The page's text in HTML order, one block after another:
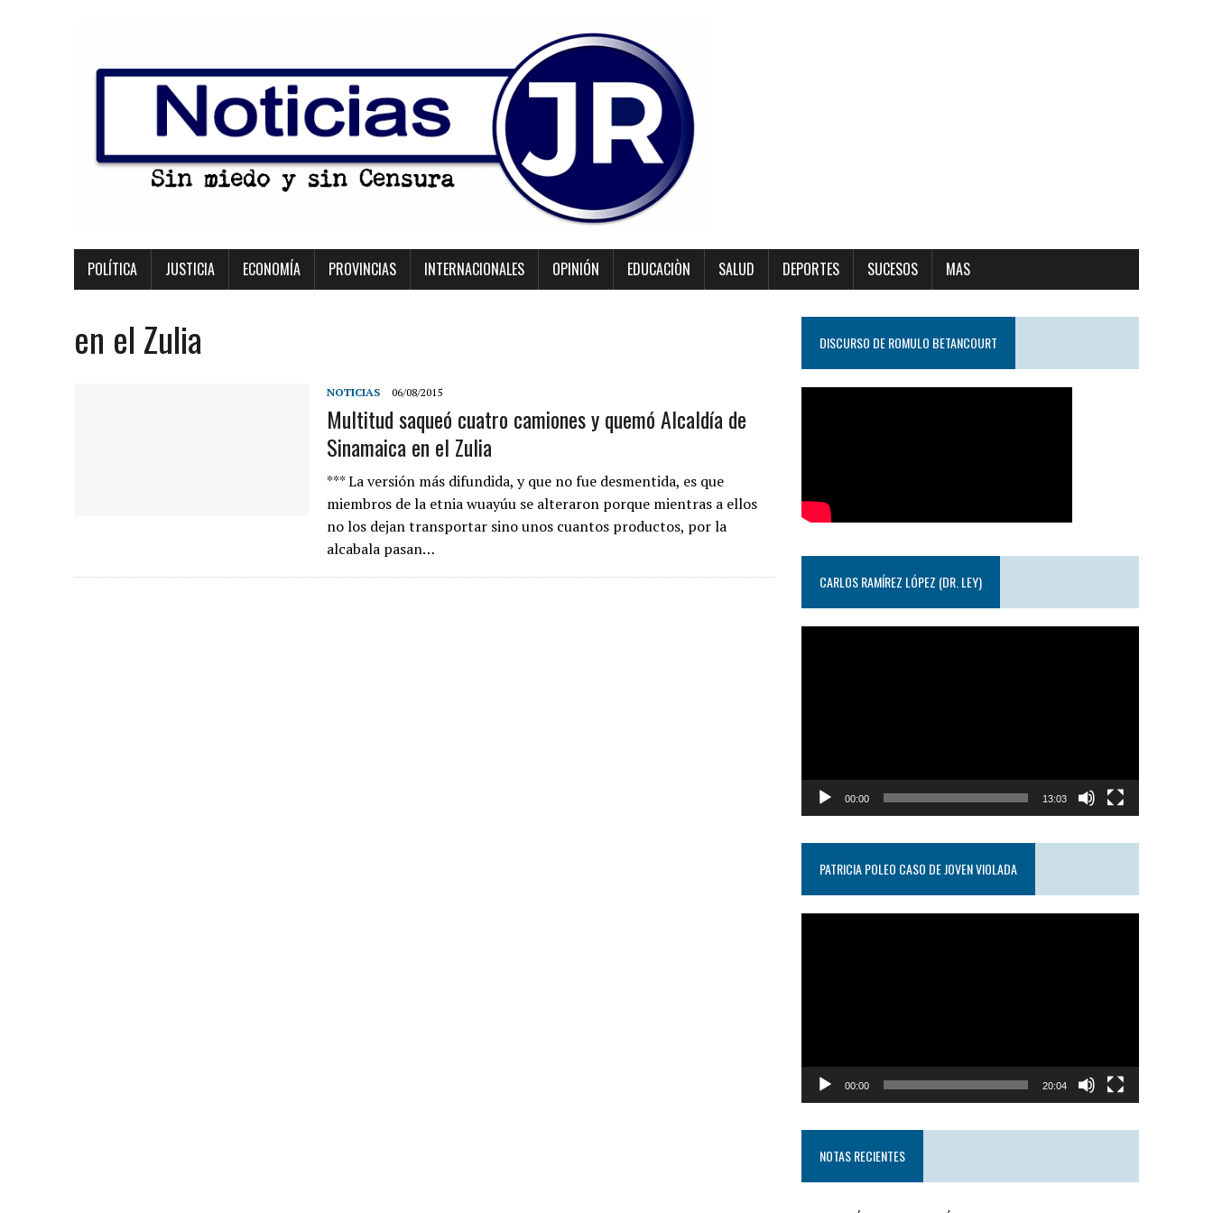
POLÍTICA JUSTICIA ECONOMÍA PROVINCIAS INTERNACIONALES OPINIÓN EDUCACIÒN SALUD DEPORTES SUCESOS MAS
en el Zulia
NOTICIAS 06/08/2015
Multitud saqueó cuatro camiones y quemó Alcaldía de
Sinamaica en el Zulia
*** La versión más difundida, y que no fue desmentida, es que
miembros de la etnia wuayúu se alteraron porque mientras a ellos
no los dejan transportar sino unos cuantos productos, por la
alcabala pasan…
DISCURSO DE ROMULO BETANCOURT
CARLOS RAMÍREZ LÓPEZ (DR. LEY)
00:00 13:03
PATRICIA POLEO CASO DE JOVEN VIOLADA
00:00 20:04
NOTAS RECIENTES